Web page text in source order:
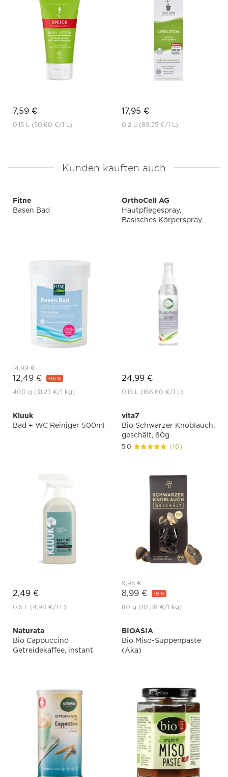
7,59 €
0.15 L (50,60 €/1 L)
17,95 €
0.2 L (89,75 €/1 L)
Kunden kauften auch
Fitne
Basen Bad
14,99 €
12,49 € -16 %
400 g (31,23 €/1 kg)
OrthoCell AG
Hautpflegespray,
Basisches Körperspray
24,99 €
0.15 L (166,60 €/1 L)
Kluuk
Bad + WC Reiniger 500ml
2,49 €
0.5 L (4,98 €/1 L)
vita7
Bio Schwarzer Knoblauch,
geschält, 80g
5.0 (16)
9,95 €
8,99 € -9 %
80 g (112,38 €/1 kg)
Naturata
Bio Cappuccino
Getreidekaffee, instant
BIOASIA
Bio Miso-Suppenpaste
(Aka)